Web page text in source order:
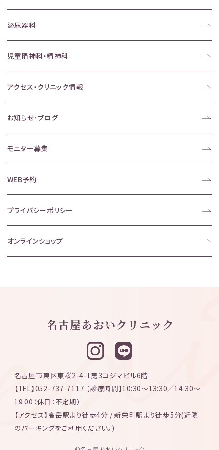
泌尿器科
児童精神科・精神科
アクセス・クリニック情報
お知らせ・ブログ
モニター募集
WEB予約
プライバシーポリシー
オンラインショップ
名古屋市東区東桜2-4-1第3コジマビル6階
【TEL】052-737-7117 【診療時間】10:30〜13:30／14:30〜
19:00（休日：不定期）
【アクセス】高岳駅より徒歩4分 / 新栄町駅より徒歩5分(近隣
のパーキングをご利用ください。)